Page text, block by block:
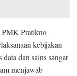
PMK Pratikno
kebijakan
dan sains sangat
menjawab